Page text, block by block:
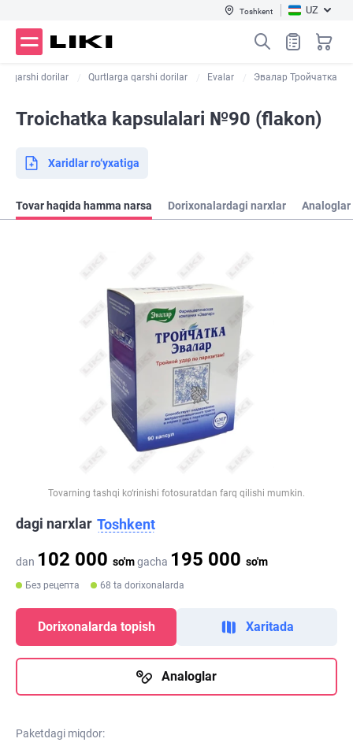
Toshkent UZ
qarshi dorilar Qurtlarga qarshi dorilar Evalar Эвалар Тройчатка
Troichatka kapsulalari №90 (flakon)
Xaridlar ro‘yxatiga
Tovar haqida hamma narsa Dorixonalardagi narxlar Analoglar
Tovarning tashqi ko‘rinishi fotosuratdan farq qilishi mumkin.
dagi narxlar Toshkent
dan 102 000 so'mgacha 195 000 so'm
Без рецепта 68 ta dorixonalarda
Dorixonalarda topish Xaritada
Analoglar
Paketdagi miqdor: